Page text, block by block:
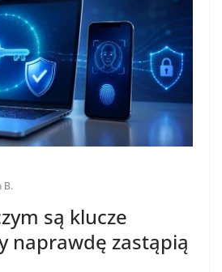
B.
są klucze
naprawdę zastąpią